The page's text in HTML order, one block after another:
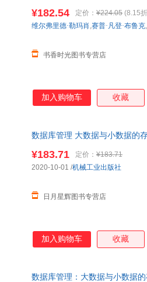
¥182.54 定价： ¥224.05 (8.15
书香时光图书专营店
维尔弗里德·勒玛肖 ,赛普·凡登·布鲁克,
加入购物车 收藏
数据库管理 大数据与小数据的
¥183.71 定价： ¥183.71
日月星辉图书专营店
2020-10-01 /机械工业出版社
加入购物车 收藏
数据库管理：大数据与小数据